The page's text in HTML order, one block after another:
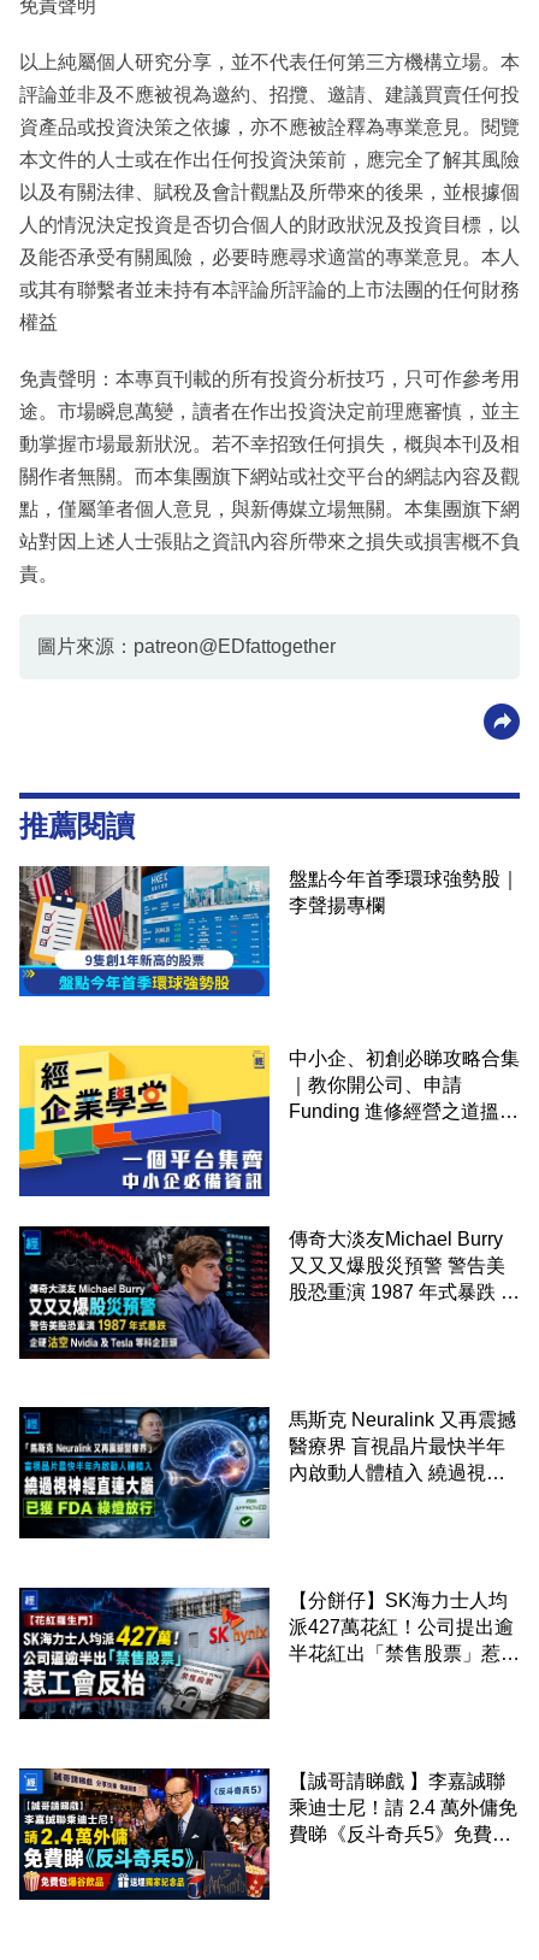
免責聲明
以上純屬個人研究分享，並不代表任何第三方機構立場。本
評論並非及不應被視為邀約、招攬、邀請、建議買賣任何投
資產品或投資決策之依據，亦不應被詮釋為專業意見。閱覽
本文件的人士或在作出任何投資決策前，應完全了解其風險
以及有關法律、賦稅及會計觀點及所帶來的後果，並根據個
人的情況決定投資是否切合個人的財政狀況及投資目標，以
及能否承受有關風險，必要時應尋求適當的專業意見。本人
或其有聯繫者並未持有本評論所評論的上市法團的任何財務
權益
免責聲明：本專頁刊載的所有投資分析技巧，只可作參考用
途。市場瞬息萬變，讀者在作出投資決定前理應審慎，並主
動掌握市場最新狀況。若不幸招致任何損失，概與本刊及相
關作者無關。而本集團旗下網站或社交平台的網誌內容及觀
點，僅屬筆者個人意見，與新傳媒立場無關。本集團旗下網
站對因上述人士張貼之資訊內容所帶來之損失或損害概不負
責。
圖片來源：patreon@EDfattogether
推薦閱讀
盤點今年首季環球強勢股｜
李聲揚專欄
中小企、初創必睇攻略合集
｜教你開公司、申請
Funding 進修經營之道搵大
傳奇大淡友Michael Burry
又又又爆股災預警 警告美
股恐重演 1987 年式暴跌 企
馬斯克 Neuralink 又再震撼
醫療界 盲視晶片最快半年
內啟動人體植入 繞過視神
【分餅仔】SK海力士人均
派427萬花紅！公司提出逾
半花紅出「禁售股票」惹工
【誠哥請睇戲 】李嘉誠聯
乘迪士尼！請 2.4 萬外傭免
費睇《反斗奇兵5》免費包